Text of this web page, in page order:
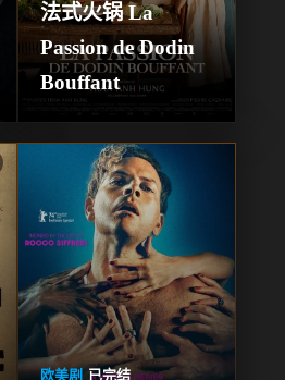
法式火锅 La
Passion de Dodin
Bouffant
欧美剧 已完结